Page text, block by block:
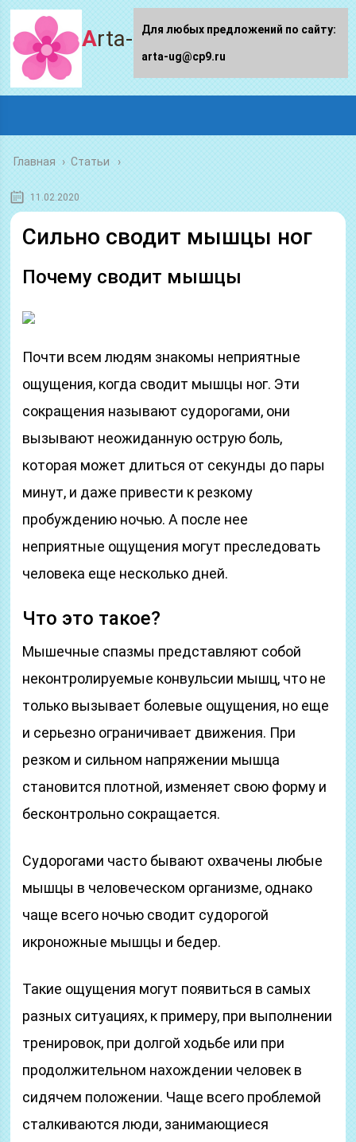
Arta-ug.ru
Главная › Статьи
11.02.2020
Сильно сводит мышцы ног
Почему сводит мышцы
Почти всем людям знакомы неприятные
ощущения, когда сводит мышцы ног. Эти
сокращения называют судорогами, они
вызывают неожиданную острую боль,
которая может длиться от секунды до пары
минут, и даже привести к резкому
пробуждению ночью. А после нее
неприятные ощущения могут преследовать
человека еще несколько дней.
Что это такое?
Мышечные спазмы представляют собой
неконтролируемые конвульсии мышц, что не
только вызывает болевые ощущения, но еще
и серьезно ограничивает движения. При
резком и сильном напряжении мышца
становится плотной, изменяет свою форму и
бесконтрольно сокращается.
Судорогами часто бывают охвачены любые
мышцы в человеческом организме, однако
чаще всего ночью сводит судорогой
икроножные мышцы и бедер.
Такие ощущения могут появиться в самых
разных ситуациях, к примеру, при выполнении
тренировок, при долгой ходьбе или при
продолжительном нахождении человек в
сидячем положении. Чаще всего проблемой
сталкиваются люди, занимающиеся
Для любых предложений по сайту:
arta-ug@cp9.ru